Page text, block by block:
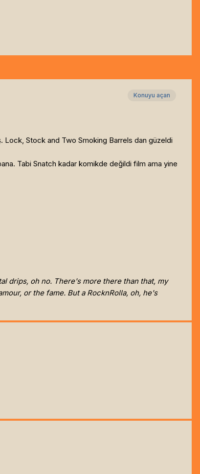
Konuyu açan
Lock, Stock and Two Smoking Barrels dan güzeldi
Tabi Snatch kadar komikde değildi film ama yine
drips, oh no. There's more there than that, my
or the fame. But a RocknRolla, oh, he's